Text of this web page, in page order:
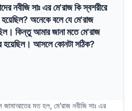
নবীজি সাঃ এর মে'রাজ কি স্বশরীরে
অনেকে বলে যে মে'রাজ
কিন্তু আমার জানা মতে মে'রাজ
হয়েছিল। আসলে কোনটা সঠিক?
জামাআতের মত হল, মে'রাজ নবীজি সাঃ এর